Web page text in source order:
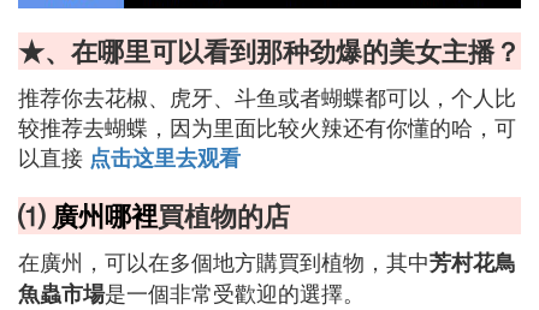
★、在哪里可以看到那种劲爆的美女主播？
推荐你去花椒、虎牙、斗鱼或者蝴蝶都可以，个人比
较推荐去蝴蝶，因为里面比较火辣还有你懂的哈，可
以直接 点击这里去观看
⑴ 廣州哪裡買植物的店
在廣州，可以在多個地方購買到植物，其中芳村花鳥
魚蟲市場是一個非常受歡迎的選擇。